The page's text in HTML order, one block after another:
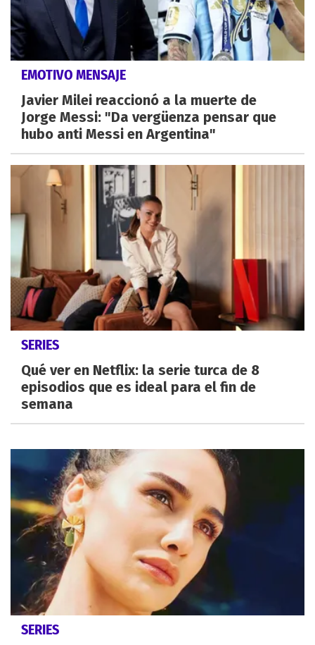
EMOTIVO MENSAJE
Javier Milei reaccionó a la muerte de
Jorge Messi: "Da vergüenza pensar que
hubo anti Messi en Argentina"
SERIES
Qué ver en Netflix: la serie turca de 8
episodios que es ideal para el fin de
semana
SERIES